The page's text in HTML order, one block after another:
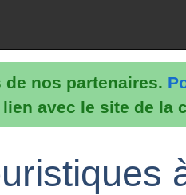
nos partenaires.
avec le site de la